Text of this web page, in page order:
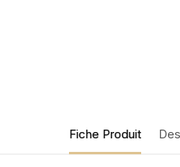
Fiche Produit